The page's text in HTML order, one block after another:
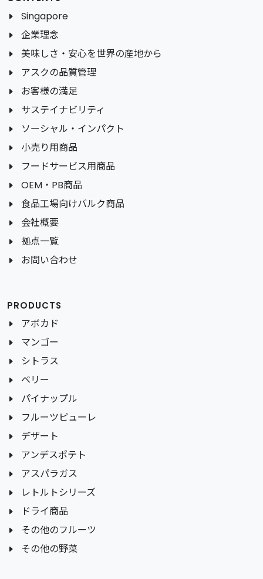
Singapore
企業理念
美味しさ・安心を世界の産地から
アスクの品質管理
お客様の満足
サステイナビリティ
ソーシャル・インパクト
小売り用商品
フードサービス用商品
OEM・PB商品
食品工場向けバルク商品
会社概要
拠点一覧
お問い合わせ
PRODUCTS
アボカド
マンゴー
シトラス
ベリー
パイナップル
フルーツピューレ
デザート
アンデスポテト
アスパラガス
レトルトシリーズ
ドライ商品
その他のフルーツ
その他の野菜